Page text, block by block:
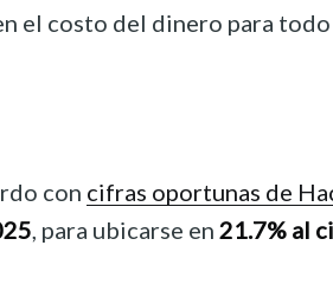
el costo del dinero para
con cifras oportunas de
, para ubicarse en 21.7% al